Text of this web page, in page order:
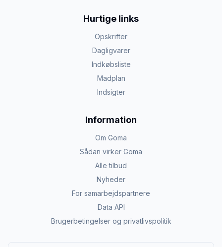
Hurtige links
Opskrifter
Dagligvarer
Indkøbsliste
Madplan
Indsigter
Information
Om Goma
Sådan virker Goma
Alle tilbud
Nyheder
For samarbejdspartnere
Data API
Brugerbetingelser og privatlivspolitik